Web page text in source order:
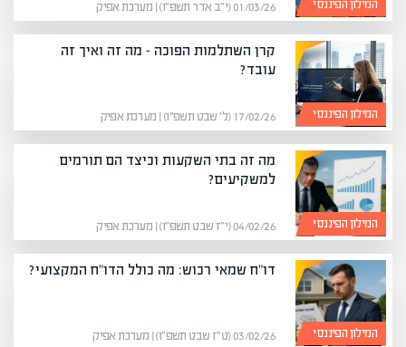
המילון הפיננסי 01/03/26 (י״ב אדר תשפ״ו) | מערכת אפיק
המילון הפיננסי
קרן השתלמות הפוכה – מה זה ואיך זה
עובד?
17/02/26 (ל׳ שבט תשפ״ו) | מערכת אפיק
המילון הפיננסי
מה זה בתי השקעות וכיצד הם תורמים
למשקיעים?
04/02/26 (י״ז שבט תשפ״ו) | מערכת אפיק
המילון הפיננסי
דו"ח שמאי רכוש: מה כולל הדו"ח המקצועי?
03/02/26 (ט״ז שבט תשפ״ו) | מערכת אפיק